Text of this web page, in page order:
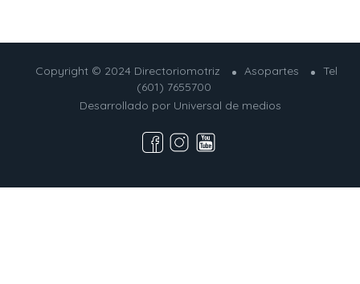
Copyright © 2024 Directoriomotriz Asopartes
Tel
(601) 7655700
Desarrollado por Universal de medios